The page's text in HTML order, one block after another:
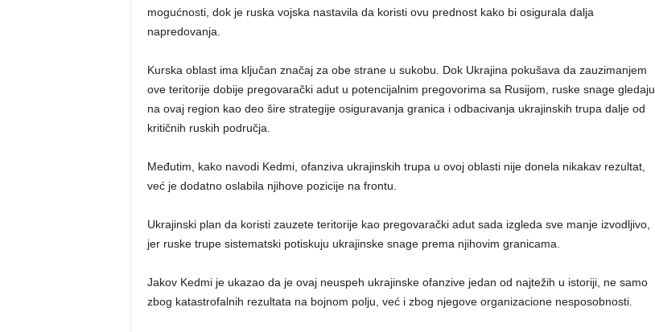
mogućnosti, dok je ruska vojska nastavila da koristi ovu prednost kako bi osigurala dalja
napredovanja.
Kurska oblast ima ključan značaj za obe strane u sukobu. Dok Ukrajina pokušava da zauzimanjem
ove teritorije dobije pregovarački adut u potencijalnim pregovorima sa Rusijom, ruske snage gledaju
na ovaj region kao deo šire strategije osiguravanja granica i odbacivanja ukrajinskih trupa dalje od
kritičnih ruskih područja.
Međutim, kako navodi Kedmi, ofanziva ukrajinskih trupa u ovoj oblasti nije donela nikakav rezultat,
već je dodatno oslabila njihove pozicije na frontu.
Ukrajinski plan da koristi zauzete teritorije kao pregovarački adut sada izgleda sve manje izvodljivo,
jer ruske trupe sistematski potiskuju ukrajinske snage prema njihovim granicama.
Jakov Kedmi je ukazao da je ovaj neuspeh ukrajinske ofanzive jedan od najtežih u istoriji, ne samo
zbog katastrofalnih rezultata na bojnom polju, već i zbog njegove organizacione nesposobnosti.